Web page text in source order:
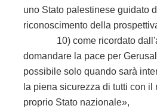
uno Stato palestinese guidato
riconoscimento della
10) come ricordato
domandare la pace per
possibile solo quando sarà
la piena sicurezza di tutti con
proprio Stato nazionale»,